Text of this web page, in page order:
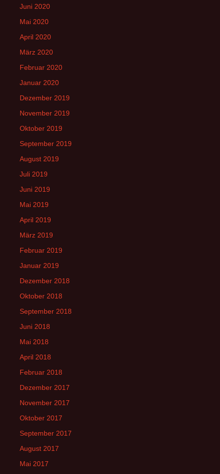
Juni 2020
Mai 2020
April 2020
März 2020
Februar 2020
Januar 2020
Dezember 2019
November 2019
Oktober 2019
September 2019
August 2019
Juli 2019
Juni 2019
Mai 2019
April 2019
März 2019
Februar 2019
Januar 2019
Dezember 2018
Oktober 2018
September 2018
Juni 2018
Mai 2018
April 2018
Februar 2018
Dezember 2017
November 2017
Oktober 2017
September 2017
August 2017
Mai 2017